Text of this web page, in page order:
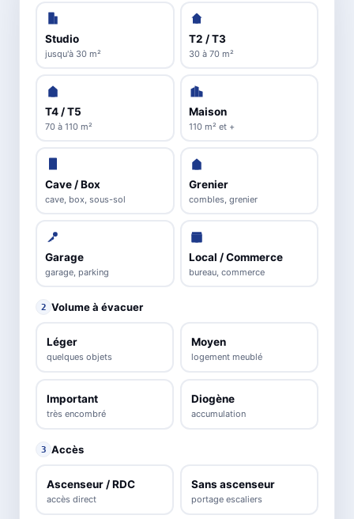
Studio
jusqu'à 30 m²
T2 / T3
30 à 70 m²
T4 / T5
70 à 110 m²
Maison
110 m² et +
Cave / Box
cave, box, sous-sol
Grenier
combles, grenier
Garage
garage, parking
Local / Commerce
bureau, commerce
2 Volume à évacuer
Léger
quelques objets
Moyen
logement meublé
Important
très encombré
Diogène
accumulation
3 Accès
Ascenseur / RDC
accès direct
Sans ascenseur
portage escaliers